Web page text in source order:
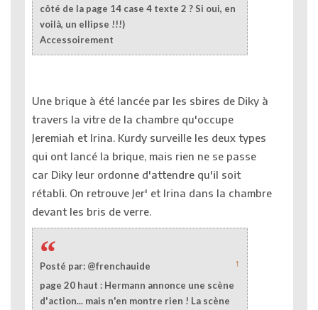
côté de la page 14 case 4 texte 2 ? Si oui, en
voilà, un ellipse !!!)
Accessoirement
Une brique à été lancée par les sbires de Diky à
travers la vitre de la chambre qu'occupe
Jeremiah et Irina. Kurdy surveille les deux types
qui ont lancé la brique, mais rien ne se passe
car Diky leur ordonne d'attendre qu'il soit
rétabli. On retrouve Jer' et Irina dans la chambre
devant les bris de verre.
Posté par: @frenchauide
↑
page 20 haut : Hermann annonce une scène
d'action... mais n'en montre rien ! La scène